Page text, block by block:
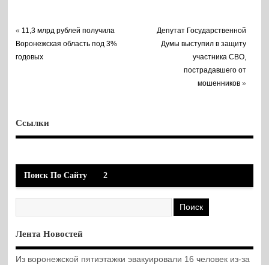
« 11,3 млрд рублей получила
Воронежская область под 3%
годовых
Депутат Государственной
Думы выступил в защиту
участника СВО,
пострадавшего от
мошенников »
Ссылки
Поиск По Сайту 2
Лента Новостей
Из воронежской пятиэтажки эвакуировали 16 человек из-за